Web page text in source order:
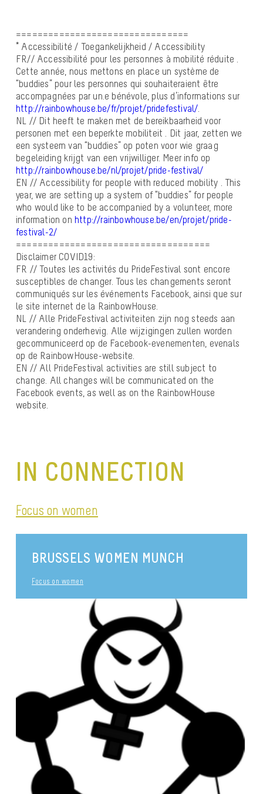
================================
* Accessibilité / Toegankelijkheid / Accessibility
FR// Accessibilité pour les personnes à mobilité réduite .
Cette année, nous mettons en place un système de
“buddies” pour les personnes qui souhaiteraient être
accompagnées par un.e bénévole, plus d’informations sur
http://rainbowhouse.be/fr/projet/pridefestival/.
NL // Dit heeft te maken met de bereikbaarheid voor
personen met een beperkte mobiliteit . Dit jaar, zetten we
een systeem van “buddies” op poten voor wie graag
begeleiding krijgt van een vrijwilliger. Meer info op
http://rainbowhouse.be/nl/projet/pride-festival/
EN // Accessibility for people with reduced mobility . This
year, we are setting up a system of “buddies” for people
who would like to be accompanied by a volunteer, more
information on http://rainbowhouse.be/en/projet/pride-
festival-2/
====================================
Disclaimer COVID19:
FR // Toutes les activités du PrideFestival sont encore
susceptibles de changer. Tous les changements seront
communiqués sur les événements Facebook, ainsi que sur
le site internet de la RainbowHouse.
NL // Alle PrideFestival activiteiten zijn nog steeds aan
verandering onderhevig. Alle wijzigingen zullen worden
gecommuniceerd op de Facebook-evenementen, evenals
op de RainbowHouse-website.
EN // All PrideFestival activities are still subject to
change. All changes will be communicated on the
Facebook events, as well as on the RainbowHouse
website.
IN CONNECTION
Focus on women
BRUSSELS WOMEN MUNCH
Focus on women